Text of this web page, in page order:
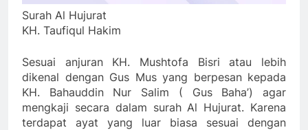
Surah Al Hujurat
KH. Taufiqul Hakim
Sesuai anjuran KH. Mushtofa Bisri atau lebih
dikenal dengan Gus Mus yang berpesan kepada
KH. Bahauddin Nur Salim ( Gus Baha’) agar
mengkaji secara dalam surah Al Hujurat. Karena
terdapat ayat yang luar biasa sesuai dengan